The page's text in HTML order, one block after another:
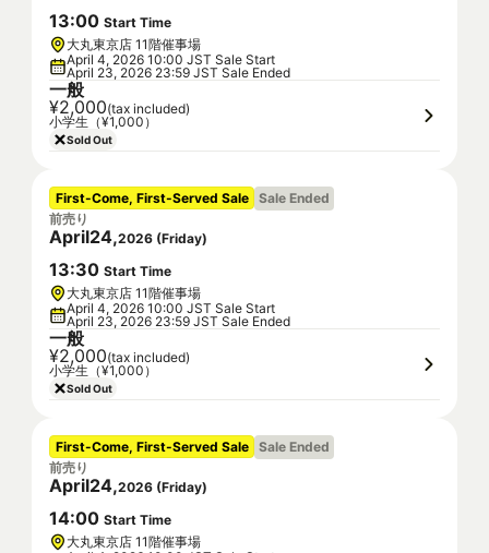
13:00 Start Time
大丸東京店 11階催事場
April 4, 2026 10:00 JST Sale Start
April 23, 2026 23:59 JST Sale Ended
一般
¥2,000(tax included)
小学生（¥1,000）
Sold Out
First-Come, First-Served Sale Sale Ended
前売り
April24,2026 (Friday)
13:30 Start Time
大丸東京店 11階催事場
April 4, 2026 10:00 JST Sale Start
April 23, 2026 23:59 JST Sale Ended
一般
¥2,000(tax included)
小学生（¥1,000）
Sold Out
First-Come, First-Served Sale Sale Ended
前売り
April24,2026 (Friday)
14:00 Start Time
大丸東京店 11階催事場